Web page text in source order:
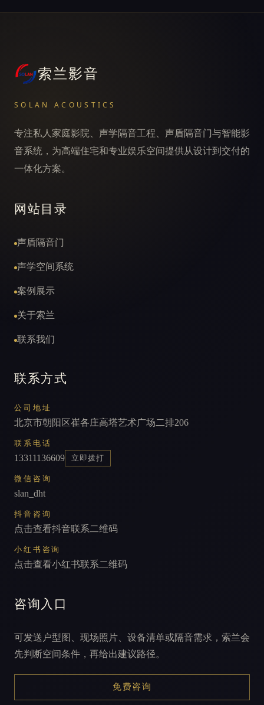
索兰影音
SOLAN ACOUSTICS
专注私人家庭影院、声学隔音工程、声盾隔音门与智能影
音系统，为高端住宅和专业娱乐空间提供从设计到交付的
一体化方案。
网站目录
声盾隔音门
声学空间系统
案例展示
关于索兰
联系我们
联系方式
公司地址
北京市朝阳区崔各庄高塔艺术广场二排206
联系电话
13311136609 立即拨打
微信咨询
slan_dht
抖音咨询
点击查看抖音联系二维码
小红书咨询
点击查看小红书联系二维码
咨询入口
可发送户型图、现场照片、设备清单或隔音需求，索兰会
先判断空间条件，再给出建议路径。
免费咨询